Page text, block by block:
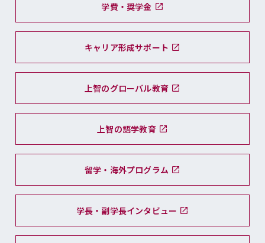
学費・奨学金
キャリア形成サポート
上智のグローバル教育
上智の語学教育
留学・海外プログラム
学長・副学長インタビュー